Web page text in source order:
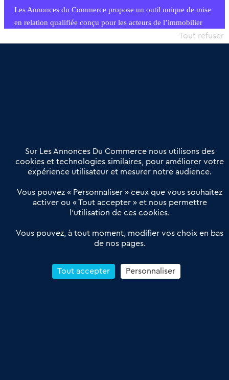
Les Annonces du Commerce propose un outil unique de mise
en relation qualifiée conçu pour les acteurs de l’immobilier
commercial et les collectivités territoriales, simple et intégrant
Offres Pro
Actualités
Qui sommes nous ?
Derniers articles
Réseau 3C : un partenaire national dédié aux transactions
Petitscommerces : Un partenariat au service du commerce de
proximité et des territoires
Reprendre un Restaurant Rapide
Sur Les Annonces Du Commerce nous utilisons des
cookies et technologies similaires, pour améliorer votre
expérience utilisateur et mesurer notre audience.
Vous pouvez « Personnaliser » ceux que vous souhaitez
activer ou « Tout accepter » et nous permettre
l’utilisation de ces cookies.
Vous pouvez, à tout moment, modifier vos choix en bas
de nos pages.
Tout accepter
Tout refuser
Personnaliser